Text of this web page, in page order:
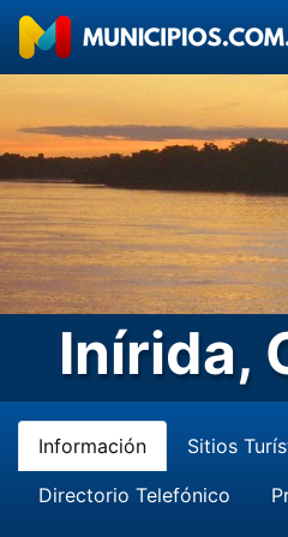
Inírida,
Información Sitios
Directorio Telefónico